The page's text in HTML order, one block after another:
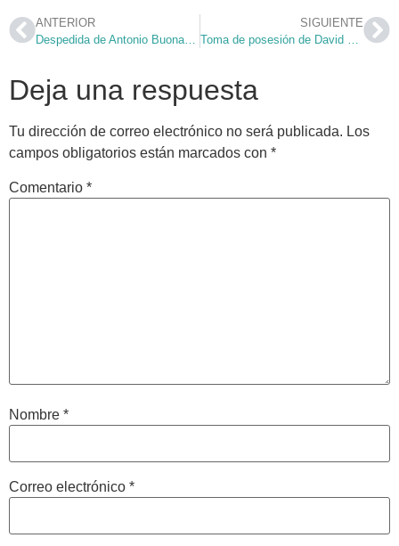
ANTERIOR
SIGUIENTE
Deja una respuesta
Tu dirección de correo electrónico no será publicada. Los
campos obligatorios están marcados con *
Comentario *
Nombre *
Correo electrónico *